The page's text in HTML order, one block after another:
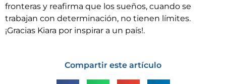
fronteras y reafirma que los sueños, cuando se
trabajan con determinación, no tienen límites.
¡Gracias Kiara por inspirar a un país!.
Compartir este artículo